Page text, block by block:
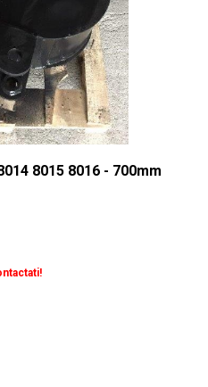
8015 8016 - 700mm